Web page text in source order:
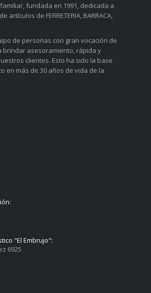
fundada en 1991, dedicada a
artículos de FERRETERIA, BARRACA,
de personas con gran vocación de
brindar asesoramiento, rápida y
clientes. Esto ha sido la base
en más de 30 años de vida de la
"El Embrujo":
6925